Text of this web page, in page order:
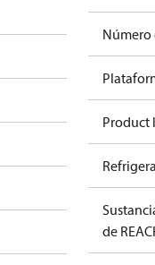
Número
Product
de